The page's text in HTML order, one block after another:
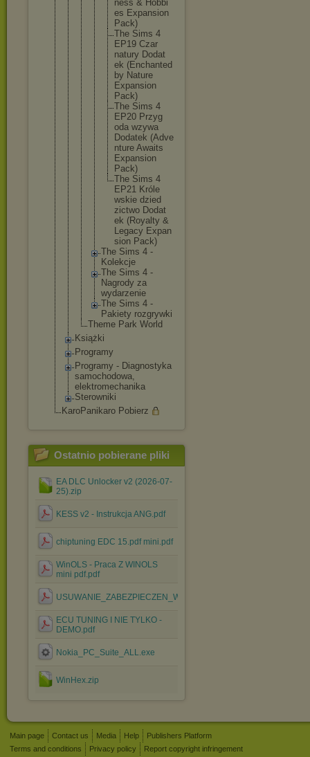
ness & Hobbi
es Expansion
Pack)
The Sims 4
EP19 Czar
natury Dodat
ek (Enchanted
by Nature
Expansion
Pack)
The Sims 4
EP20 Przyg
oda wzywa
Dodatek (Adve
nture Awaits
Expansion
Pack)
The Sims 4
EP21 Króle
wskie dzied
zictwo Dodat
ek (Roya lty &
Legacy Expan
sion Pack)
The Sims 4 -
Kolekcje
The Sims 4 -
Nagrody za
wydarzenie
The Sims 4 -
Pakiety rozgrywki
Theme Park World
Książki
Programy
Programy - Diagnostyka
samochodowa,
elektromechani ka
Sterowniki
KaroPanikaro Pobierz
Ostatnio pobierane pliki
EA DLC Unlocker v2 (2026-07-
25).zip
KESS v2 - Instrukcja ANG.pdf
chiptuning EDC 15.pdf mini.pdf
WinOLS - Praca Z WINOLS
mini pdf.pdf
USUWANIE_ZABEZPIECZEN_WSADOW.pdf
ECU TUNING I NIE TYLKO -
DEMO.pdf
Nokia_PC_Suite_ALL.exe
WinHex.zip
Main page Contact us Media Help
Publishers Platform
Terms and conditions
Privacy policy Report copyright infringement